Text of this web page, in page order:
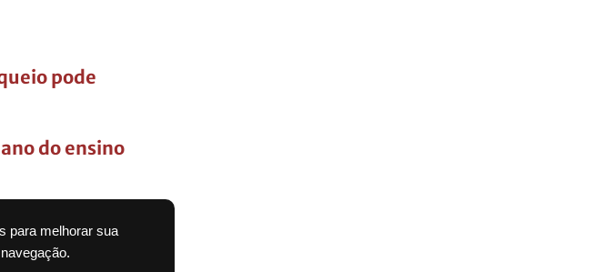
para melhorar sua
pode
do ensino
2026